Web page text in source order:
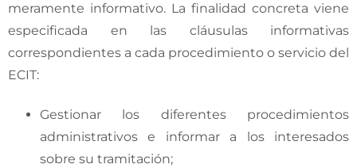
meramente informativo. La finalidad concreta viene
especificada en las cláusulas informativas
correspondientes a cada procedimiento o servicio del
ECIT:
Gestionar los diferentes procedimientos
administrativos e informar a los interesados
sobre su tramitación;